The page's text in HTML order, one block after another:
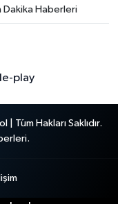
Dakika Haberleri
Hakları Saklıdır.